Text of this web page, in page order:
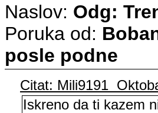
Naslov: Odg:
Poruka od:
posle podne
Citat: Mili9191
Iskreno da ti kazem